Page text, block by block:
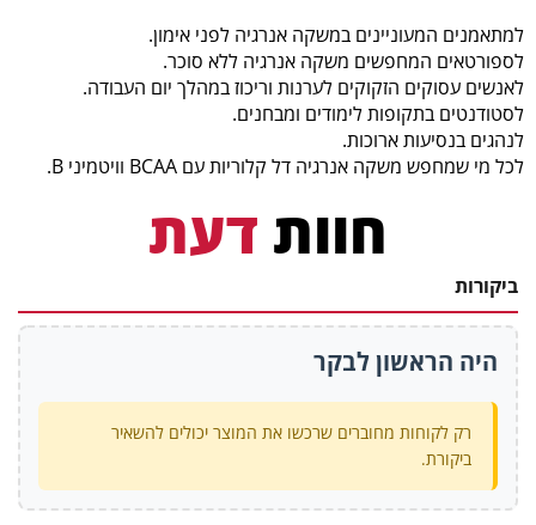
למתאמנים המעוניינים במשקה אנרגיה לפני אימון.
לספורטאים המחפשים משקה אנרגיה ללא סוכר.
לאנשים עסוקים הזקוקים לערנות וריכוז במהלך יום העבודה.
לסטודנטים בתקופות לימודים ומבחנים.
לנהגים בנסיעות ארוכות.
לכל מי שמחפש משקה אנרגיה דל קלוריות עם BCAA וויטמיני B.
חוות דעת
ביקורות
היה הראשון לבקר
רק לקוחות מחוברים שרכשו את המוצר יכולים להשאיר
ביקורת.